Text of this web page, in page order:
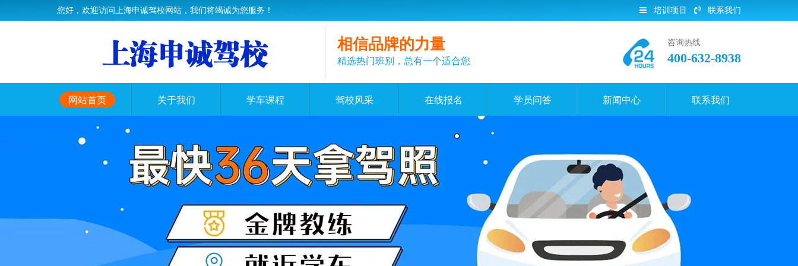
您好，欢迎访问上海申诚驾校网站，我们将竭诚为您服务！ 培训项目 联系我们
相信品牌的力量
精选热门班别，总有一个适合您
咨询热线
400-632-8938
网站首页 关于我们 学车课程 驾校风采 在线报名 学员问答 新闻中心 联系我们